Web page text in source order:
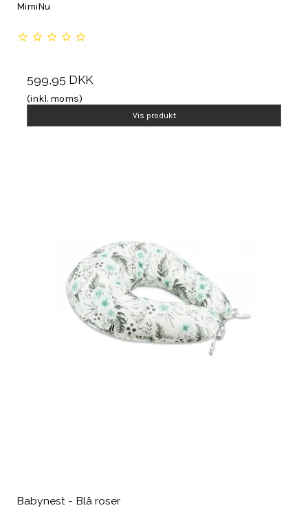
MimiNu
599,95 DKK
(inkl. moms)
Vis produkt
Babynest - Blå roser